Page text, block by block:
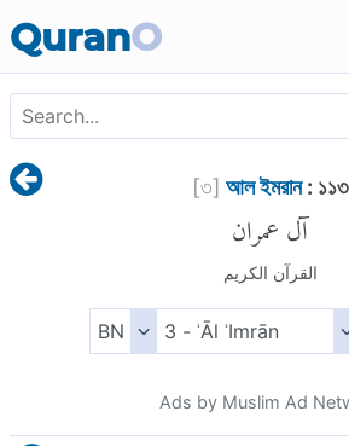
QuranO
[৩] আল ইমরান: ১১৩
آل عمران
القرآن الكريم
Ads by Muslim Ad